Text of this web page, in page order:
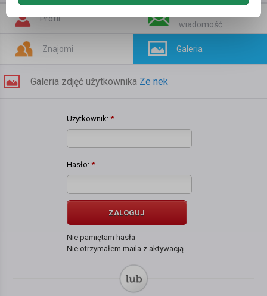
Profil
wiadomość
Znajomi Galeria
Galeria zdjęć użytkownika Ze nek
Użytkownik: *
Hasło: *
ZALOGUJ
Nie pamiętam hasła
Nie otrzymałem maila z aktywacją